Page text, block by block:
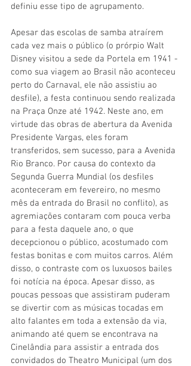
definiu esse tipo de agrupamento.
Apesar das escolas de samba atraírem
cada vez mais o público (o prórpio Walt
Disney visitou a sede da Portela em 1941 -
como sua viagem ao Brasil não aconteceu
perto do Carnaval, ele não assistiu ao
desfile), a festa continuou sendo realizada
na Praça Onze até 1942. Neste ano, em
virtude das obras de abertura da Avenida
Presidente Vargas, eles foram
transferidos, sem sucesso, para a Avenida
Rio Branco. Por causa do contexto da
Segunda Guerra Mundial (os desfiles
aconteceram em fevereiro, no mesmo
mês da entrada do Brasil no conflito), as
agremiações contaram com pouca verba
para a festa daquele ano, o que
decepcionou o público, acostumado com
festas bonitas e com muitos carros. Além
disso, o contraste com os luxuosos bailes
foi notícia na época. Apesar disso, as
poucas pessoas que assistiram puderam
se divertir com as músicas tocadas em
alto falantes em toda a extensão da via,
animando até quem se encontrava na
Cinelândia para assistir a entrada dos
convidados do Theatro Municipal (um dos